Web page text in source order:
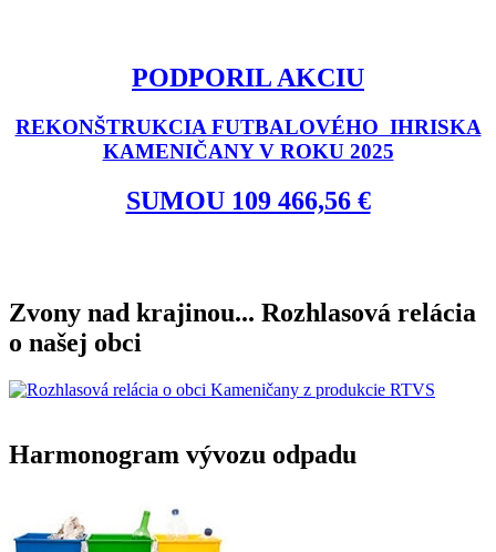
PODPORIL AKCIU
REKONŠTRUKCIA FUTBALOVÉHO IHRISKA
KAMENIČANY V ROKU 2025
SUMOU 109 466,56 €
Zvony nad krajinou... Rozhlasová relácia
o našej obci
Harmonogram vývozu odpadu